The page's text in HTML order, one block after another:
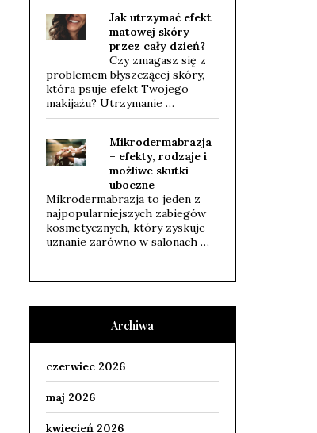
Jak utrzymać efekt
matowej skóry
przez cały dzień?
Czy zmagasz się z
problemem błyszczącej skóry,
która psuje efekt Twojego
makijażu? Utrzymanie …
Mikrodermabrazja
– efekty, rodzaje i
możliwe skutki
uboczne
Mikrodermabrazja to jeden z
najpopularniejszych zabiegów
kosmetycznych, który zyskuje
uznanie zarówno w salonach …
Archiwa
czerwiec 2026
maj 2026
kwiecień 2026